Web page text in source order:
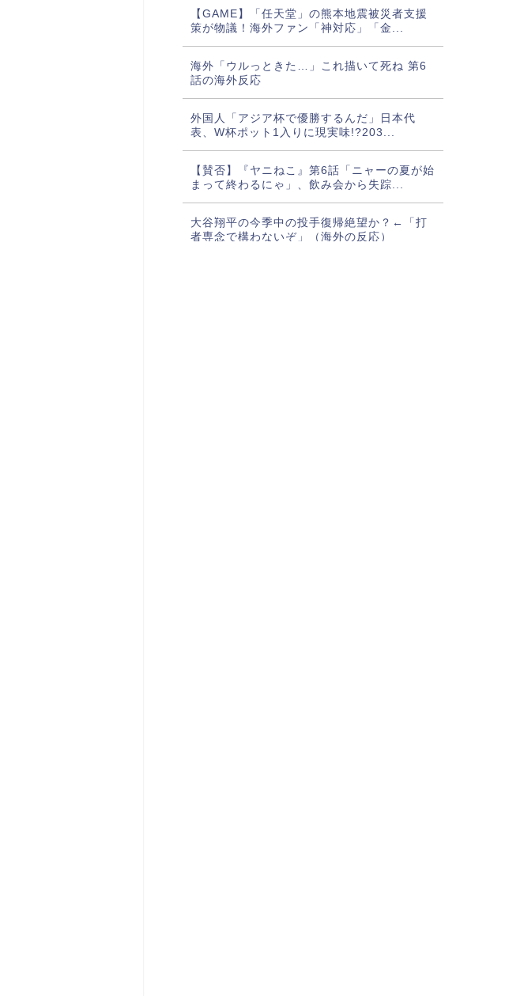
【GAME】「任天堂」の熊本地震被災者支援
策が物議！海外ファン「神対応」「金...
海外「ウルっときた…」これ描いて死ね 第6
話の海外反応
外国人「アジア杯で優勝するんだ」日本代
表、W杯ポット1入りに現実味!?203...
【賛否】『ヤニねこ』第6話「ニャーの夏が始
まって終わるにゃ」、飲み会から失踪...
大谷翔平の今季中の投手復帰絶望か？←「打
者専念で構わないぞ」（海外の反応）